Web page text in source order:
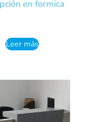
en formica
Leer más